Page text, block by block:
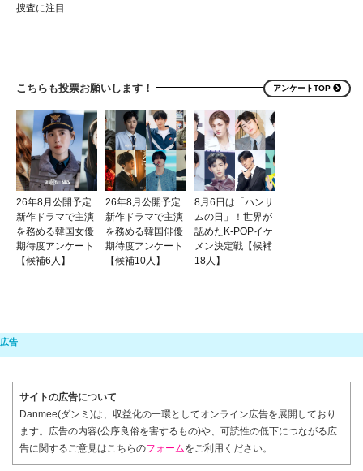
捜査に注目
こちらも投票お願いします！ アンケートTOP
26年8月公開予定
新作ドラマで主演
を務める韓国女優
期待度アンケート
【候補6人】
26年8月公開予定
新作ドラマで主演
を務める韓国俳優
期待度アンケート
【候補10人】
8月6日は「ハンサ
ムの日」！世界が
認めたK-POPイケ
メン決定戦【候補
18人】
サイトの広告について
Danmee(ダンミ)は、収益化の一環としてオンライン広告を展開しており
ます。広告の内容(公序良俗を害するもの)や、可読性の低下につながる広
告に関するご意見はこちらのフォームをご利用ください。